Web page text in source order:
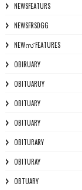
NEWSFEATURS
NEWSFRSDGG
NEWസ് FEATURES
OBIRUARY
OBITUARUY
OBITUARY
OBITUARY
OBITURARY
OBITURAY
OBTUARY